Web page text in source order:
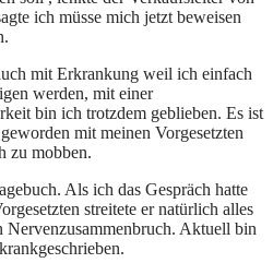
ich müsse mich jetzt beweisen
mit Erkrankung weil ich einfach
werden, mit einer
bin ich trotzdem geblieben. Es ist
mit meinen Vorgesetzten
zu mobben.
Als ich das Gespräch hatte
streitete er natürlich alles
Nervenzusammenbruch. Aktuell bin